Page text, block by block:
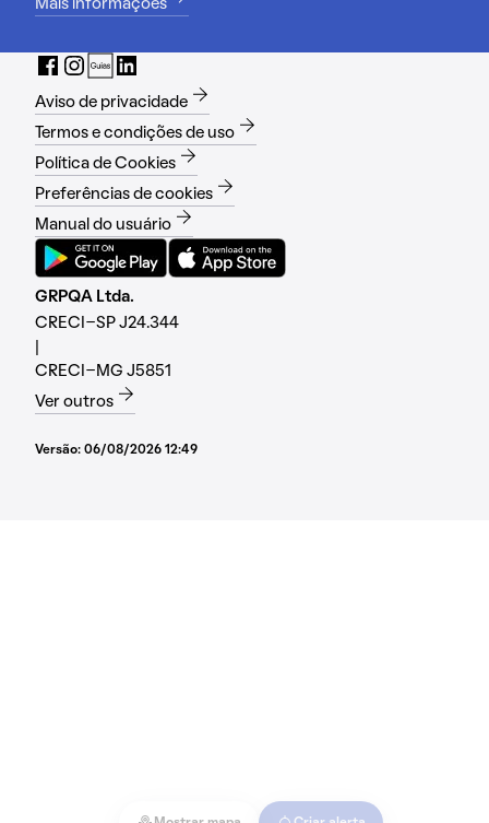
Mais informações
Aviso de privacidade
Termos e condições de uso
Política de Cookies
Preferências de cookies
Manual do usuário
GRPQA Ltda.
CRECI-SP J24.344
CRECI-MG J5851
Ver outros
Versão: 06/08/2026 12:49